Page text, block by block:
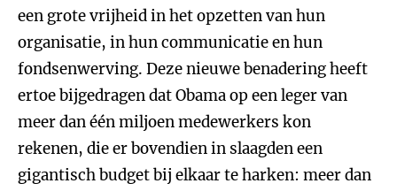
een grote vrijheid in het opzetten van hun
organisatie, in hun communicatie en hun
fondsenwerving. Deze nieuwe benadering heeft
ertoe bijgedragen dat Obama op een leger van
meer dan één miljoen medewerkers kon
rekenen, die er bovendien in slaagden een
gigantisch budget bij elkaar te harken: meer dan